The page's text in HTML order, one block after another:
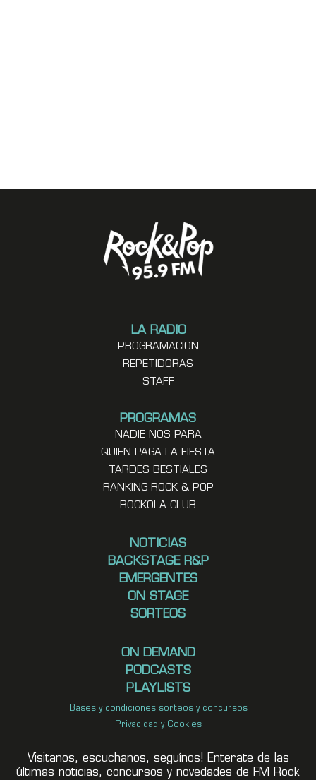
LA RADIO
PROGRAMACION
REPETIDORAS
STAFF
PROGRAMAS
NADIE NOS PARA
QUIEN PAGA LA FIESTA
TARDES BESTIALES
RANKING ROCK & POP
ROCKOLA CLUB
NOTICIAS
BACKSTAGE R&P
EMERGENTES
ON STAGE
SORTEOS
ON DEMAND
PODCASTS
PLAYLISTS
Bases y condiciones sorteos y concursos
Privacidad y Cookies
Visitanos, escuchanos, seguínos! Enterate de las
últimas noticias, concursos y novedades de FM Rock